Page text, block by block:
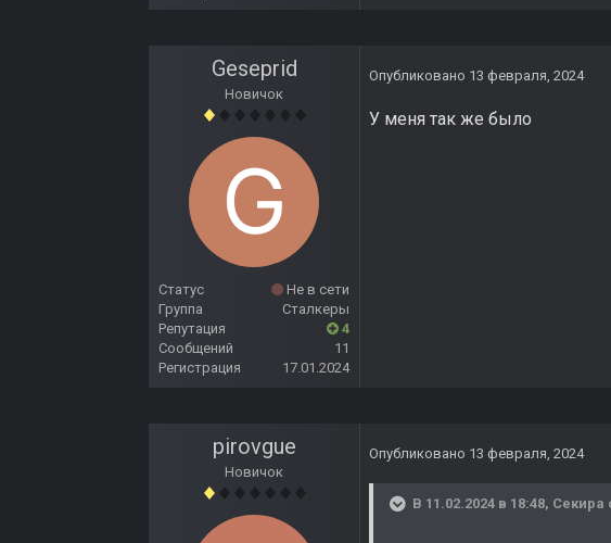
Geseprid
Новичок
Статус
Не в сети
Группа
Сталкеры
Репутация
4
Сообщений
11
Регистрация
17.01.2024
Опубликовано 13 февраля, 2024
У меня так же было
pirovgue
Новичок
Опубликовано 13 февраля, 2024
В 11.02.2024 в 18:48, Секира